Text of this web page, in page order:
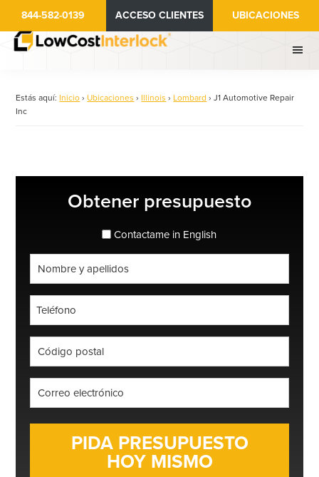
contenido
844-582-0139 ACCESO CLIENTES UBICACIONES
Estás aquí: Inicio › Ubicaciones › Illinois › Lombard › J1 Automotive Repair
Inc
lateralObtener presupuesto
espanol_espanol
Contactame in English
*
*